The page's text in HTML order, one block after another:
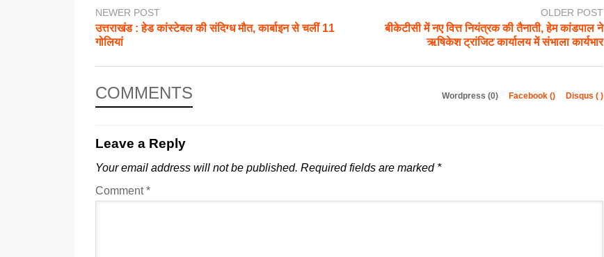
NEWER POST
उत्तराखंड : हेड कांस्टेबल की संदिग्ध मौत, कार्बाइन से चलीं 11
गोलियां
OLDER POST
बीकेटीसी में नए वित्त नियंत्रक की तैनाती, हेम कांडपाल ने
ऋषिकेश ट्रांजिट कार्यालय में संभाला कार्यभार
COMMENTS Wordpress (0) Facebook () Disqus ( )
Leave a Reply
Your email address will not be published. Required fields are marked *
Comment*